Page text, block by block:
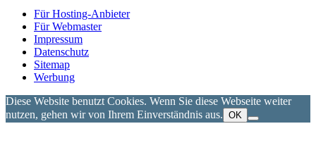
Für Hosting-Anbieter
Für Webmaster
Impressum
Datenschutz
Sitemap
Werbung
Diese Website benutzt Cookies. Wenn Sie diese Webseite weiter
nutzen, gehen wir von Ihrem Einverständnis aus. OK